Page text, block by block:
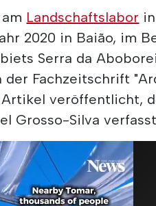
Landschaftslabor
2020 in Baião, im
Serra da
Fachzeitschrift
veröffentlicht,
Grosso-Silva